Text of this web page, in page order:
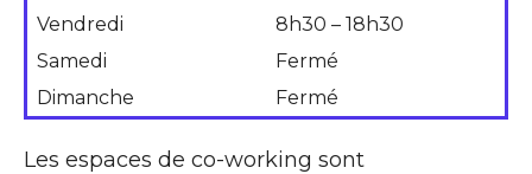
Vendredi
8h30 – 18h30
Samedi
Fermé
Dimanche
Fermé
Les espaces de co-working sont